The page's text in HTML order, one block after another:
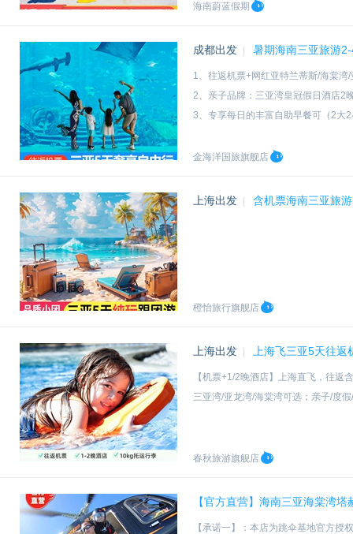
海南蔚蓝假期
成都出发 暑期海南三亚旅游
1、往返机票+网红亚特兰蒂斯/海棠湾
2、亲子品牌：三亚湾皇冠假日酒店2
3、专享每日的丰富自助早餐可（2大
金海洋国旅旗舰店
上海出发 含机票海南三亚旅
橙怡旅行旗舰店
上海出发 上海飞三亚5天往
【机票+1/2晚酒店】上海直飞，往返
三亚湾/亚龙湾/海棠湾可选；亲子/度
春秋旅游旗舰店
【官方直营】海南三亚海棠湾
【承诺一】：本店为跳伞基地官方授